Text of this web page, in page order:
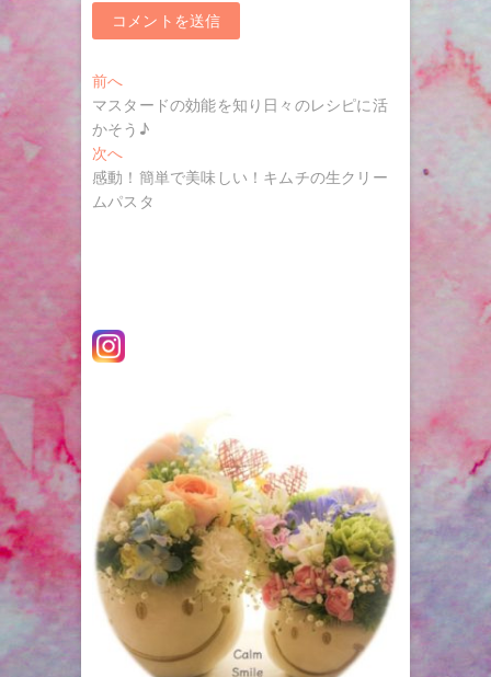
投
稿
ナ
ビ
ョ
ン
前へ過
去
の
投
稿:
マスタードの効能を知り日々のレシピに活
かそう♪
次へ次
の
投
感動！簡単で美味しい！キムチの生クリー
ムパスタ